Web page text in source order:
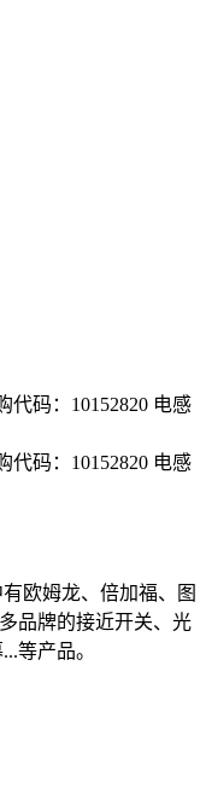
欧姆龙、倍加福、图
品牌的接近开关、光
等产品。